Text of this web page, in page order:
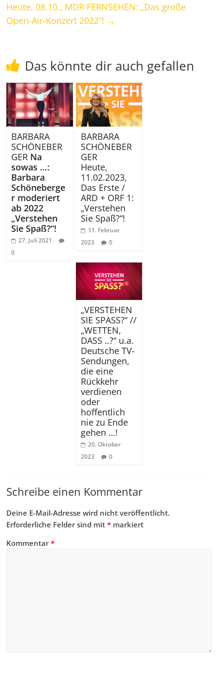
Heute, 08.10., MDR FERNSEHEN: „Das große
Open-Air-Konzert 2022“! →
Das könnte dir auch gefallen
BARBARA
SCHÖNEBER
GER Na
sowas …:
Barbara
Schöneberge
r moderiert
ab 2022
„Verstehen
Sie Spaß?“!
27. Juli 2021
0
BARBARA
SCHÖNEBER
GER
Heute,
11.02.2023,
Das Erste /
ARD + ORF 1:
„Verstehen
Sie Spaß?“!
11. Februar
2023
0
„VERSTEHEN
SIE SPASS?“ //
„WETTEN,
DASS ..?“ u.a.
Deutsche TV-
Sendungen,
die eine
Rückkehr
verdienen
oder
hoffentlich
nie zu Ende
gehen …!
20. Oktober
2023
0
Schreibe einen Kommentar
Deine E-Mail-Adresse wird nicht veröffentlicht.
Erforderliche Felder sind mit* markiert
Kommentar*